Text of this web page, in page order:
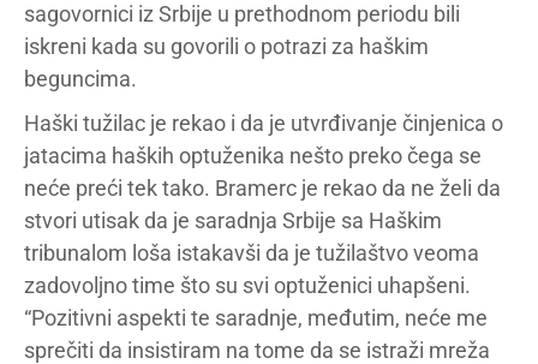
sagovornici iz Srbije u prethodnom periodu bili
iskreni kada su govorili o potrazi za haškim
beguncima.
Haški tužilac je rekao i da je utvrđivanje činjenica o
jatacima haških optuženika nešto preko čega se
neće preći tek tako. Bramerc je rekao da ne želi da
stvori utisak da je saradnja Srbije sa Haškim
tribunalom loša istakavši da je tužilaštvo veoma
zadovoljno time što su svi optuženici uhapšeni.
“Pozitivni aspekti te saradnje, međutim, neće me
sprečiti da insistiram na tome da se istraži mreža